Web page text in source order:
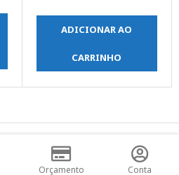
ADICIONAR AO
CARRINHO
- Todos os Direitos
por UNO Studio Digital.
Orçamento Conta